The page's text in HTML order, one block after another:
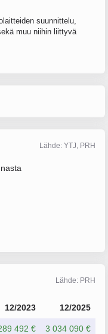
suunnittelu,
muu niihin liittyvä
Lähde: YTJ, PRH
Lähde: PRH
12/2023 12/2025
492 € 3 034 090 €